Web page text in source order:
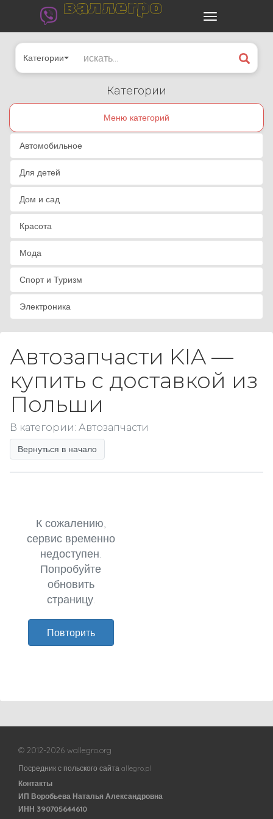
валлегро
Категории
Категории
Меню категорий
Автомобильное
Для детей
Дом и сад
Красота
Мода
Спорт и Туризм
Электроника
Автозапчасти KIA —
купить с доставкой из
Польши
В категории: Автозапчасти
Вернуться в начало
К сожалению,
сервис временно
недоступен.
Попробуйте
обновить
страницу.
Повторить
© 2012-2026 wallegro.org
Посредник с польского сайта allegro.pl
Контакты
ИП Воробьева Наталья Александровна
ИНН 390705644610